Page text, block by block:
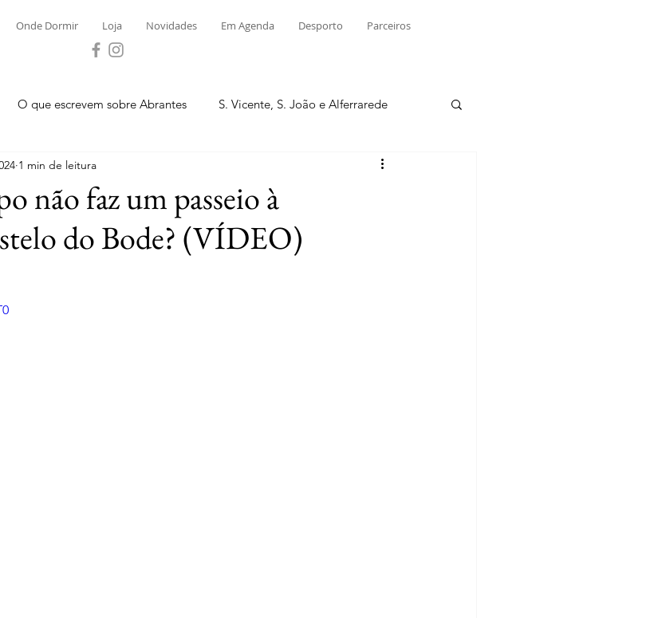
Onde Dormir Loja Novidades Em Agenda Desporto Parceiros
O que escrevem sobre Abrantes S. Vicente, S. João e Alferrarede
Bemposta
S. Facundo e Vale das Mós S.M. Rio Torto e Rossio S. do Tejo
não faz um passeio à
do Bode? (VÍDEO)
1 min de leitura